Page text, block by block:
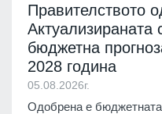
Правителството
Актуализираната
бюджетна
2028 година
05.08.2026г.
Одобрена е